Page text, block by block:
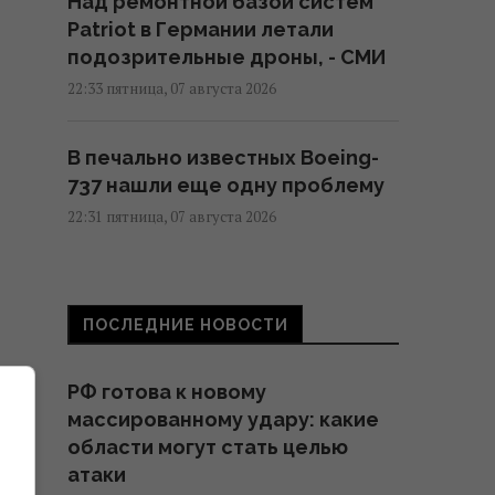
Patriot в Германии летали
подозрительные дроны, - СМИ
22:33 пятница, 07 августа 2026
В печально известных Boeing-
737 нашли еще одну проблему
22:31 пятница, 07 августа 2026
свой ядерный крейсер за $5
млрд, но есть проблема
Россия намерена окончательно
аннексировать часть Грузии, –
ПОСЛЕДНИЕ НОВОСТИ
РФ готова к новому
массированному удару: какие
области могут стать целью
атаки